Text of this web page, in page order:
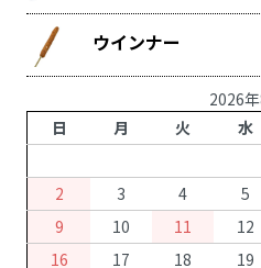
ウインナー
2026
日
月 火 水
2
3 4 5
9
10 11 12
16
17 18 19